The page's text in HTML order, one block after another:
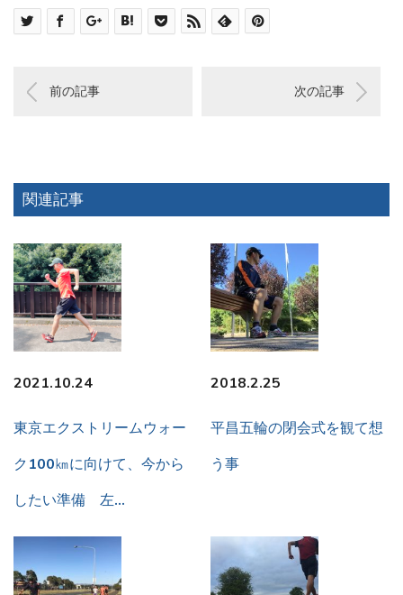
前の記事 次の記事
関連記事
2021.10.24
東京エクストリームウォー
ク100㎞に向けて、今から
したい準備 左…
2018.2.25
平昌五輪の閉会式を観て想
う事